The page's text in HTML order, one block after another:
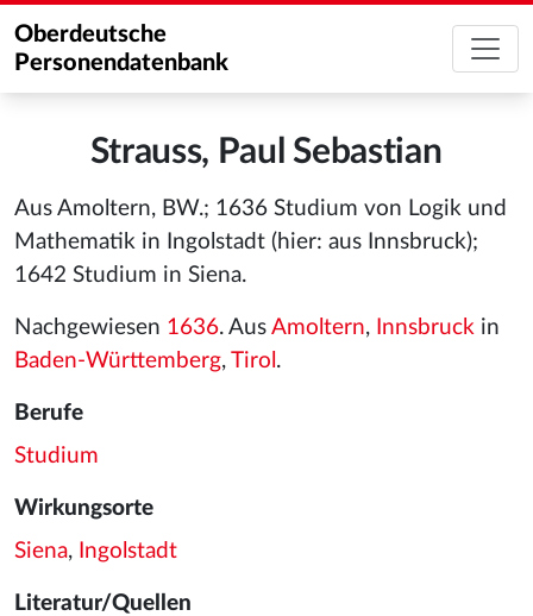
Oberdeutsche
Personendatenbank
Strauss, Paul Sebastian
Aus Amoltern, BW.; 1636 Studium von Logik und
Mathematik in Ingolstadt (hier: aus Innsbruck);
1642 Studium in Siena.
Nachgewiesen 1636. Aus Amoltern, Innsbruck in
Baden-Württemberg, Tirol .
Berufe
Studium
Wirkungsorte
Siena, Ingolstadt
Literatur/Quellen